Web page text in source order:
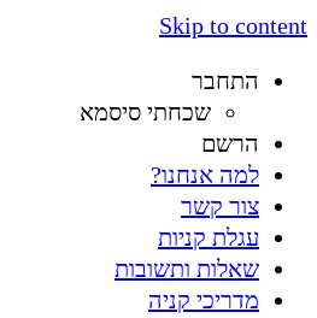
Skip to content
התחבר
שכחתי סיסמא
הרשם
למה אנחנו?
צור קשר
עגלת קניות
שאלות ותשובות
מדריכי קניה